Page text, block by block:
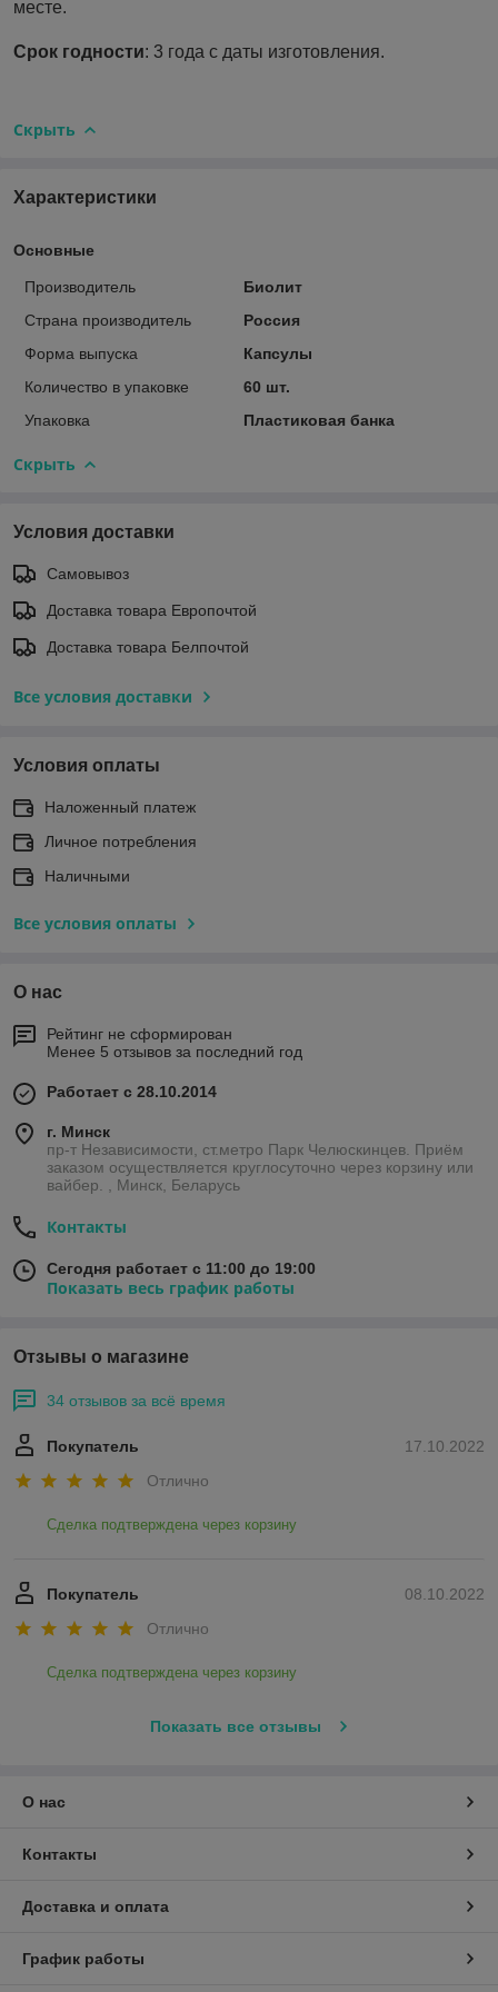
месте.
Срок годности: 3 года с даты изготовления.
Скрыть
Характеристики
Основные
Производитель
Биолит
Страна производитель
Россия
Форма выпуска
Капсулы
Количество в упаковке
60 шт.
Упаковка
Пластиковая банка
Скрыть
Условия доставки
Самовывоз
Доставка товара Европочтой
Доставка товара Белпочтой
Все условия доставки
Условия оплаты
Наложенный платеж
Личное потребления
Наличными
Все условия оплаты
О нас
Рейтинг не сформирован
Менее 5 отзывов за последний год
Работает с 28.10.2014
г. Минск
пр-т Независимости, ст.метро Парк Челюскинцев. Приём
заказом осуществляется круглосуточно через корзину или
вайбер. , Минск, Беларусь
Контакты
Сегодня работает с 11:00 до 19:00
Показать весь график работы
Отзывы о магазине
34 отзывов за всё время
17.10.2022
Покупатель
Отлично
Сделка подтверждена через корзину
08.10.2022
Покупатель
Отлично
Сделка подтверждена через корзину
Показать все отзывы
О нас
Контакты
Доставка и оплата
График работы